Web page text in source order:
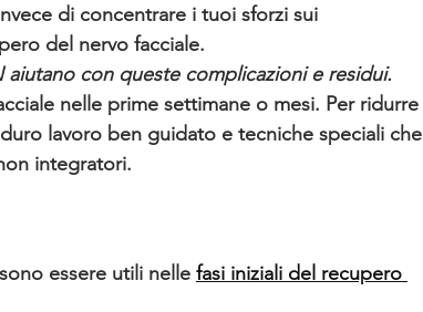
di concentrare i tuoi sforzi sui
del nervo facciale.
aiutano con queste complicazioni e residui.
nelle prime settimane o mesi. Per ridurre
lavoro ben guidato e tecniche speciali che
integratori.
essere utili nelle fasi iniziali del recupero